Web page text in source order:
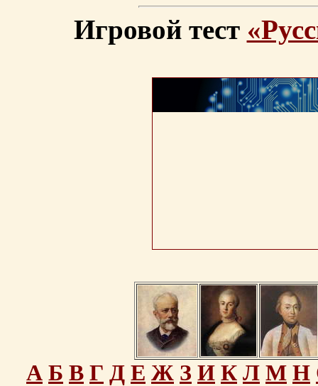
Игровой тест
А Б В Г Д Е Ж З И К Л М Н